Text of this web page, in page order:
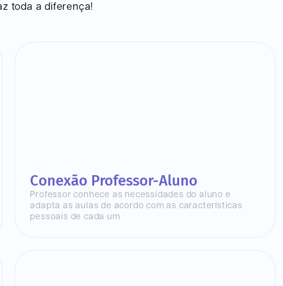
toda a diferença!
Conexão Professor-Aluno
Professor conhece as necessidades do aluno e
adapta as aulas de acordo com as características
pessoais de cada um